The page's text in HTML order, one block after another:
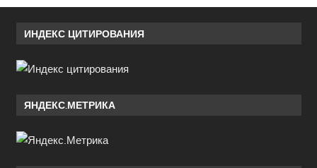
ИНДЕКС ЦИТИРОВАНИЯ
ЯНДЕКС.МЕТРИКА